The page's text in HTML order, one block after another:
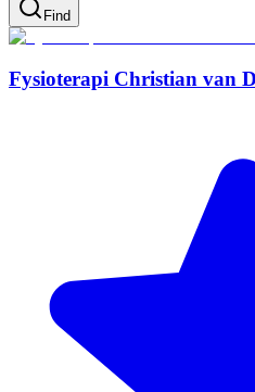
Find
Fysioterapi Christian van